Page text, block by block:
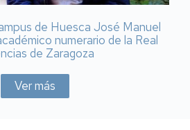
de Huesca José Manuel
numerario de la Real
de Zaragoza
Ver más